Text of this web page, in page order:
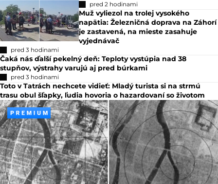
pred 2 hodinami
Muž vyliezol na trolej vysokého
napätia: Železničná doprava na Záhorí
je zastavená, na mieste zasahuje
vyjednávač
pred 3 hodinami
Čaká nás ďalší pekelný deň: Teploty vystúpia nad 38
stupňov, výstrahy varujú aj pred búrkami
pred 3 hodinami
Toto v Tatrách nechcete vidieť: Mladý turista si na strmú
trasu obul šľapky, ľudia hovoria o hazardovaní so životom